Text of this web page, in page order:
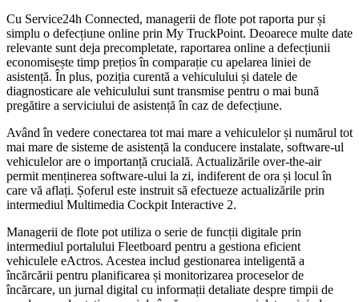
Cu Service24h Connected, managerii de flote pot raporta pur și
simplu o defecțiune online prin My TruckPoint. Deoarece multe date
relevante sunt deja precompletate, raportarea online a defecțiunii
economisește timp prețios în comparație cu apelarea liniei de
asistență. În plus, poziția curentă a vehiculului și datele de
diagnosticare ale vehiculului sunt transmise pentru o mai bună
pregătire a serviciului de asistență în caz de defecțiune.
Având în vedere conectarea tot mai mare a vehiculelor și numărul tot
mai mare de sisteme de asistență la conducere instalate, software-ul
vehiculelor are o importanță crucială. Actualizările over-the-air
permit menținerea software-ului la zi, indiferent de ora și locul în
care vă aflați. Șoferul este instruit să efectueze actualizările prin
intermediul Multimedia Cockpit Interactive 2.
Managerii de flote pot utiliza o serie de funcții digitale prin
intermediul portalului Fleetboard pentru a gestiona eficient
vehiculele eActros. Acestea includ gestionarea inteligentă a
încărcării pentru planificarea și monitorizarea proceselor de
încărcare, un jurnal digital cu informații detaliate despre timpii de